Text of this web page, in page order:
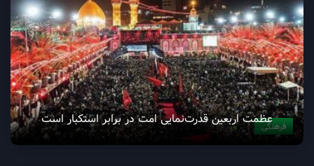
فرهنگیعظمت اربعین قدرت‌نمایی امت در برابر استکبار است